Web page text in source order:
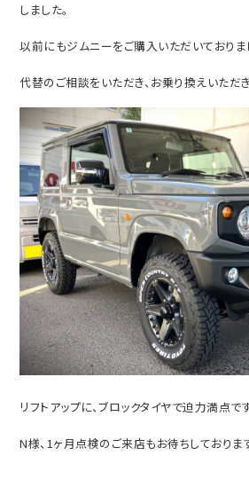
しました。
以前にもジムニーをご購入いただいておりま
代替のご相談をいただき、お乗り換えいただき
リフトアップに、ブロックタイヤで迫力満点です
N様、1ヶ月点検のご来店もお待ちしておりま